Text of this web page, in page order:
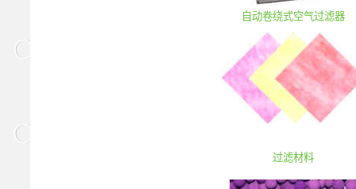
自动卷绕式空气过滤器
过滤材料